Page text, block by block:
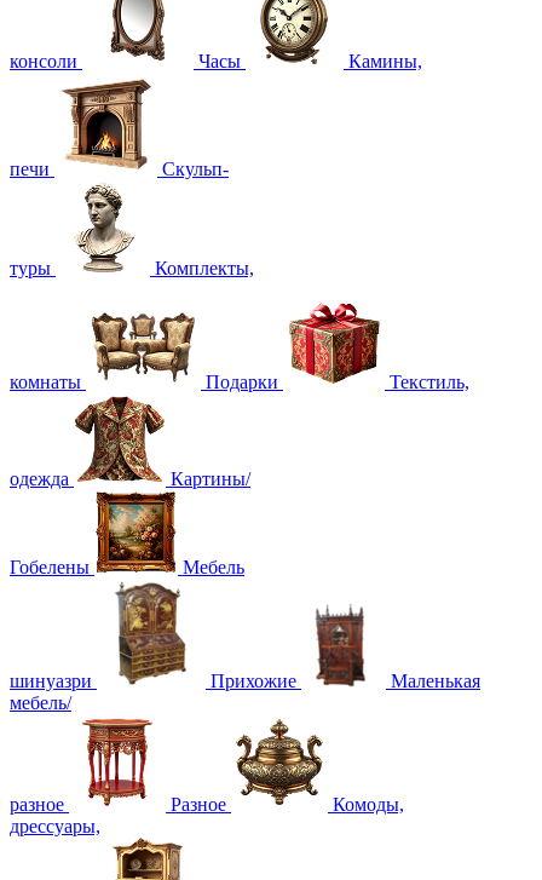
консоли Часы Камины,
печи Скульп-
туры Комплекты,
комнаты Подарки Текстиль,
одежда Картины/
Гобелены Мебель
шинуазри Прихожие
Маленькая
мебель/
разное Разное
Комоды,
дрессуары,